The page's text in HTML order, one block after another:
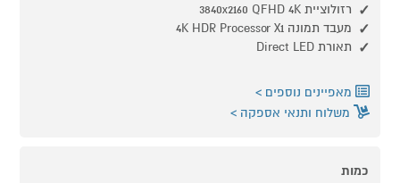
רזולוציית QFHD 4K‏ 3840x2160
מעבד תמונה 4K HDR Processor X1
תאורת Direct LED
מאפיינים נוספים
משלוח ותנאי אספקה
כמות